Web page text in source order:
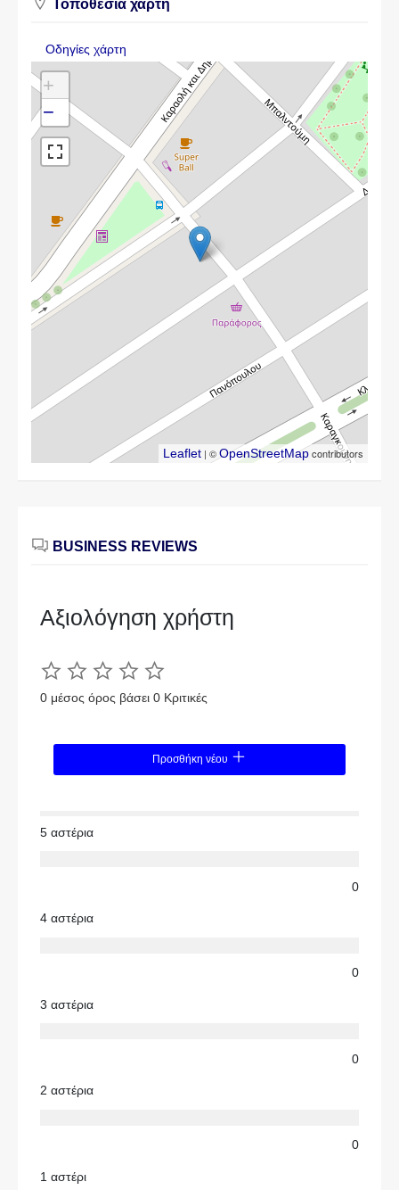
Τοποθεσία χάρτη
Οδηγίες χάρτη
+
−
Leaflet | ©OpenStreetMapcontributors
BUSINESS REVIEWS
Αξιολόγηση χρήστη
0 μέσος όρος βάσει 0 Κριτικές
Προσθήκη νέου
5 αστέρια
0
4 αστέρια
0
3 αστέρια
0
2 αστέρια
0
1 αστέρι